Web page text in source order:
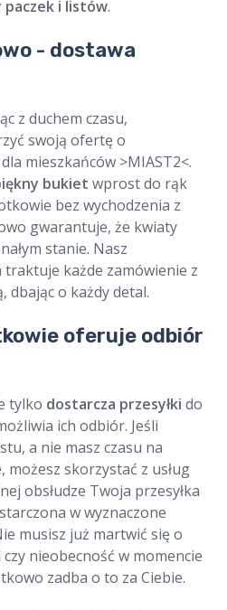
paczek i listów.
- dostawa
z duchem czasu,
swoją ofertę o
dla mieszkańców >MIAST2<.
bukiet wprost do rąk
bez wychodzenia z
gwarantuje, że kwiaty
stanie. Nasz
każde zamówienie z
dbając o każdy detal.
oferuje odbiór
tylko dostarcza przesyłki do
ich odbiór. Jeśli
a nie masz czasu na
skorzystać z usług
obsłudze Twoja przesyłka
w wyznaczone
musisz już martwić się o
nieobecność w momencie
zadba o to za Ciebie.